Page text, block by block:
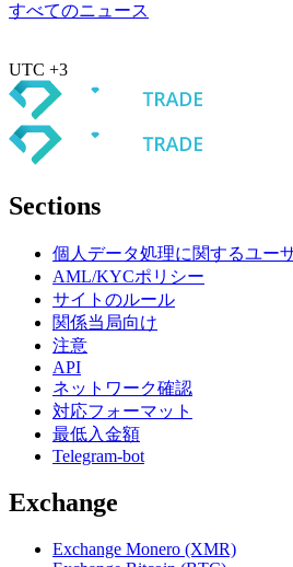
すべてのニュース
UTC +3
Sections
個人データ処理に関するユー
AML/KYCポリシー
サイトのルール
関係当局向け
注意
API
ネットワーク確認
対応フォーマット
最低入金額
Telegram-bot
Exchange
Exchange Monero (XMR)